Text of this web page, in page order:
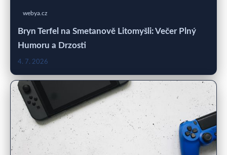
webya.cz
Bryn Terfel na Smetanově Litomyšli: Večer Plný
Humoru a Drzosti
4. 7. 2026